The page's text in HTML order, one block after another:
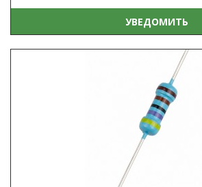
УВЕДОМИТЬ